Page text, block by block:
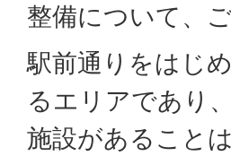
整備について、
駅前通りをはじ
るエリアであり
施設があること